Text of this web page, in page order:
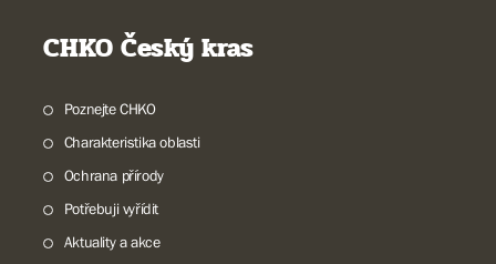
CHKO Český kras
Poznejte CHKO
Charakteristika oblasti
Ochrana přírody
Potřebuji vyřídit
Aktuality a akce